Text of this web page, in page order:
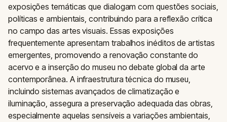
exposições temáticas que dialogam com questões sociais,
políticas e ambientais, contribuindo para a reflexão crítica
no campo das artes visuais. Essas exposições
frequentemente apresentam trabalhos inéditos de artistas
emergentes, promovendo a renovação constante do
acervo e a inserção do museu no debate global da arte
contemporânea. A infraestrutura técnica do museu,
incluindo sistemas avançados de climatização e
iluminação, assegura a preservação adequada das obras,
especialmente aquelas sensíveis a variações ambientais,